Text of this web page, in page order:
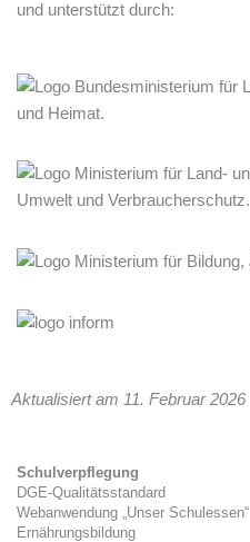
und unterstützt durch:
Aktualisiert am 11. Februar 2026
Schulverpflegung
DGE-Qualitätsstandard
Webanwendung „Unser Schulessen“
Ernährungsbildung